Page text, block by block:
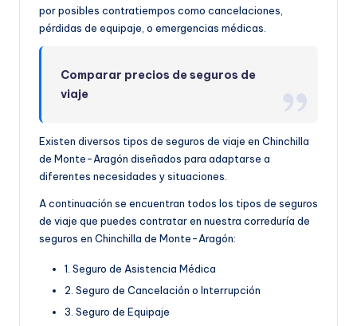
por posibles contratiempos como cancelaciones,
pérdidas de equipaje, o emergencias médicas.
Comparar precios de seguros de
viaje
Existen diversos tipos de seguros de viaje en Chinchilla
de Monte-Aragón diseñados para adaptarse a
diferentes necesidades y situaciones.
A continuación se encuentran todos los tipos de seguros
de viaje que puedes contratar en nuestra correduría de
seguros en Chinchilla de Monte-Aragón:
1. Seguro de Asistencia Médica
2. Seguro de Cancelación o Interrupción
3. Seguro de Equipaje